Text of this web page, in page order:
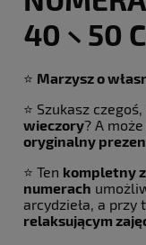
40 × 50
⭐ Marzysz o
⭐ Szukasz czegoś,
wieczory? A
oryginalny
⭐ Ten kompletny
numerach
arcydzieła, a przy
relaksującym